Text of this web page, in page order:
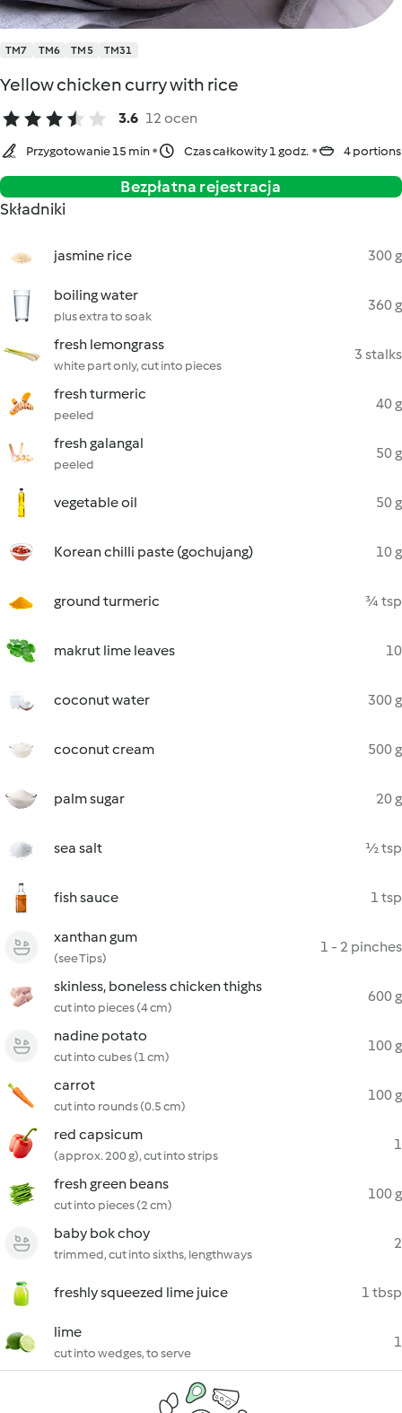
TM7 TM6 TM5 TM31
Yellow chicken curry with rice
3.6 12 ocen
Przygotowanie 15 min Czas całkowity 1 godz. 4 portions
Bezpłatna rejestracja
Składniki
jasmine rice 300 g
boiling water
plus extra to soak
360 g
fresh lemongrass
white part only, cut into pieces
3 stalks
fresh turmeric
peeled
40 g
fresh galangal
peeled
50 g
vegetable oil 50 g
Korean chilli paste (gochujang) 10 g
ground turmeric ¾ tsp
makrut lime leaves 10
coconut water 300 g
coconut cream 500 g
palm sugar 20 g
sea salt ½ tsp
fish sauce 1 tsp
xanthan gum
(see Tips)
1 - 2 pinches
skinless, boneless chicken thighs
cut into pieces (4 cm)
600 g
nadine potato
cut into cubes (1 cm)
100 g
carrot
cut into rounds (0.5 cm)
100 g
red capsicum
(approx. 200 g), cut into strips
1
fresh green beans
cut into pieces (2 cm)
100 g
baby bok choy
trimmed, cut into sixths, lengthways
2
freshly squeezed lime juice 1 tbsp
lime
cut into wedges, to serve
1